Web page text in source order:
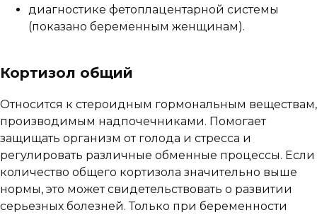
диагностике фетоплацентарной системы
(показано беременным женщинам).
Кортизол общий
Относится к стероидным гормональным веществам,
производимым надпочечниками. Помогает
защищать организм от голода и стресса и
регулировать различные обменные процессы. Если
количество общего кортизола значительно выше
нормы, это может свидетельствовать о развитии
серьезных болезней. Только при беременности